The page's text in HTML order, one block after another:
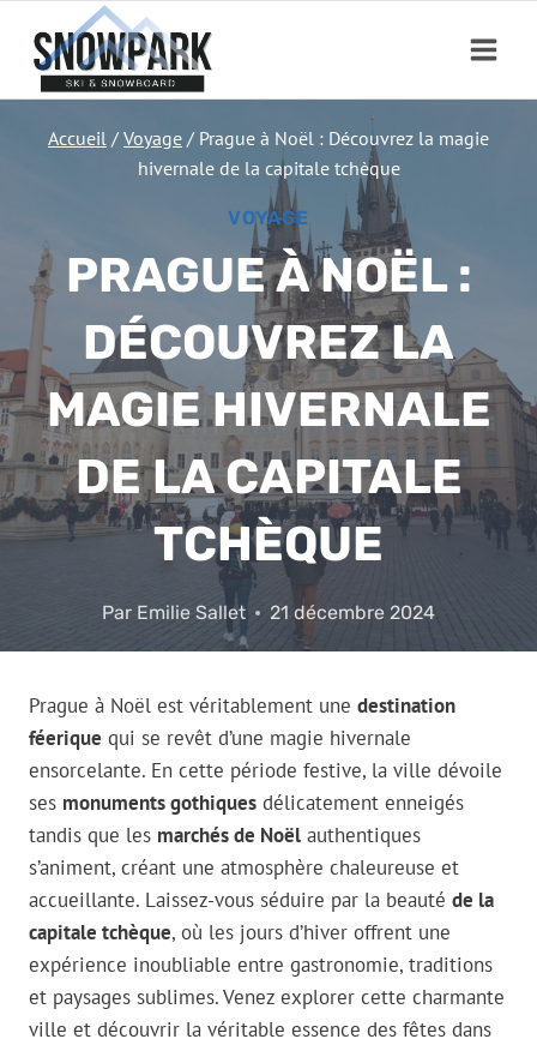
contenu
Accueil / Voyage / Prague à Noël : Découvrez la magie
hivernale de la capitale tchèque
VOYAGE
PRAGUE À NOËL :
DÉCOUVREZ LA
MAGIE HIVERNALE
DE LA CAPITALE
TCHÈQUE
Par Emilie Sallet 21 décembre 2024
Prague à Noël est véritablement une destination
féerique qui se revêt d’une magie hivernale
ensorcelante. En cette période festive, la ville dévoile
ses monuments gothiques délicatement enneigés
tandis que les marchés de Noël authentiques
s’animent, créant une atmosphère chaleureuse et
accueillante. Laissez-vous séduire par la beauté de la
capitale tchèque, où les jours d’hiver offrent une
expérience inoubliable entre gastronomie, traditions
et paysages sublimes. Venez explorer cette charmante
ville et découvrir la véritable essence des fêtes dans